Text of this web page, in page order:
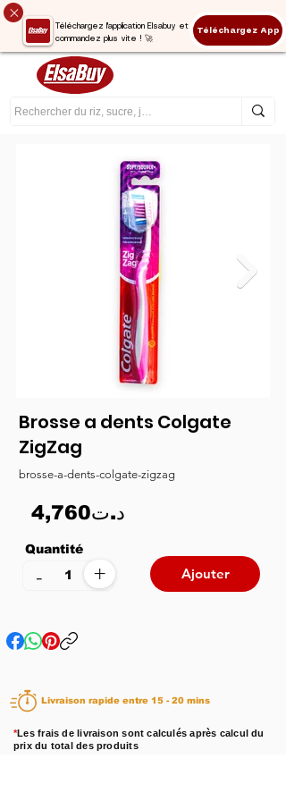
Téléchargez l'application Elsabuy et
commandez plus vite ! 🚀
Téléchargez App
Brosse a dents Colgate
ZigZag
brosse-a-dents-colgate-zigzag
4,760د.ت
Quantité
+
- Ajouter
Livraison rapide entre 15 - 20 mins
*Les frais de livraison sont calculés après calcul du
prix du total des produits